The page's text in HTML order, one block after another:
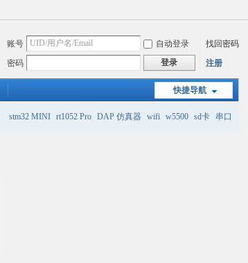
账号 自动登录
找回密码
密码
登录 注册
快捷导航
stm32 MINI rt1052 Pro DAP 仿真器 wifi w5500 sd卡 串口